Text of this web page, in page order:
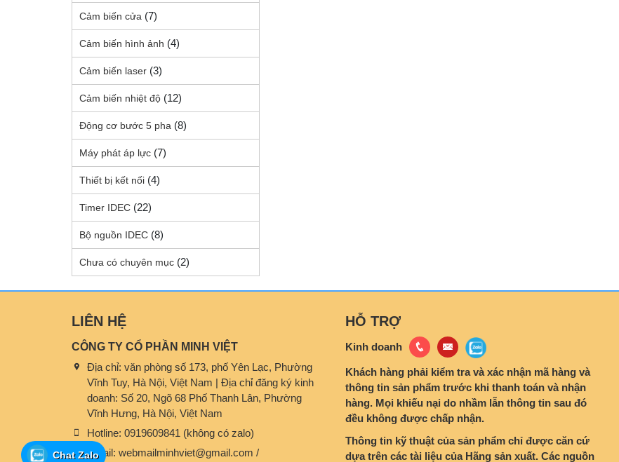
Cảm biến cửa (7)
Cảm biến hình ảnh (4)
Cảm biến laser (3)
Cảm biến nhiệt độ (12)
Động cơ bước 5 pha (8)
Máy phát áp lực (7)
Thiết bị kết nối (4)
Timer IDEC (22)
Bộ nguồn IDEC (8)
Chưa có chuyên mục (2)
LIÊN HỆ
CÔNG TY CỔ PHẦN MINH VIỆT
Địa chỉ: văn phòng số 173, phố Yên Lạc, Phường
Vĩnh Tuy, Hà Nội, Việt Nam | Địa chỉ đăng ký kinh
doanh: Số 20, Ngõ 68 Phố Thanh Lân, Phường
Vĩnh Hưng, Hà Nội, Việt Nam
Hotline: 0919609841 (không có zalo)
Email: webmailminhviet@gmail.com /
HỖ TRỢ
Kinh doanh
Khách hàng phải kiểm tra và xác nhận mã hàng và
thông tin sản phẩm trước khi thanh toán và nhận
hàng. Mọi khiếu nại do nhầm lẫn thông tin sau đó
đều không được chấp nhận.
Thông tin kỹ thuật của sản phẩm chỉ được căn cứ
dựa trên các tài liệu của Hãng sản xuất. Các nguồn
Chat Zalo